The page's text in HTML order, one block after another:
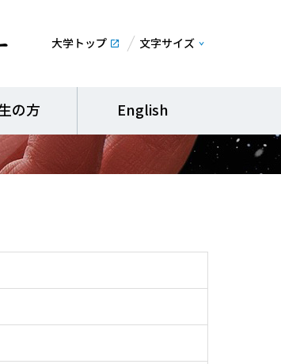
大学トップ 文字サイズ
の方 English
スティック